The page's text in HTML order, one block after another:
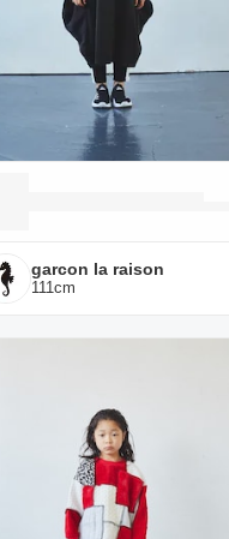
garcon la raison
111cm